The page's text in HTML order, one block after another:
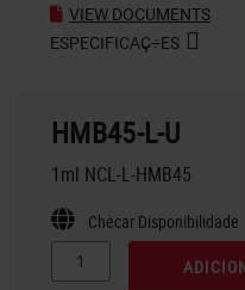
VIEW DOCUMENTS
ESPECIFICAÇ÷ES
HMB45-L-U
1ml NCL-L-HMB45
Checar Disponibilidade